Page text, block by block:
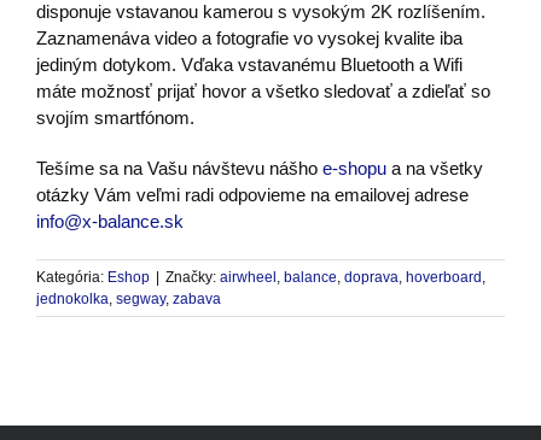
disponuje vstavanou kamerou s vysokým 2K rozlíšením.
Zaznamenáva video a fotografie vo vysokej kvalite iba
jediným dotykom. Vďaka vstavanému Bluetooth a Wifi
máte možnosť prijať hovor a všetko sledovať a zdieľať so
svojím smartfónom.
Tešíme sa na Vašu návštevu nášho e-shopu a na všetky
otázky Vám veľmi radi odpovieme na emailovej adrese
info@x-balance.sk
Kategória: Eshop Značky: airwheel , balance, doprava, hoverboard ,
jednokolka, segway, zabava